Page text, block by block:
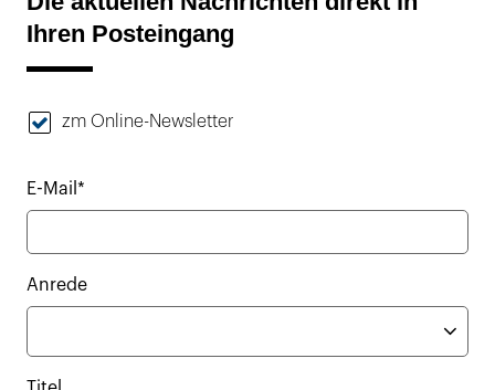
Ihren Posteingang
zm Online-Newsletter
E-Mail*
Anrede